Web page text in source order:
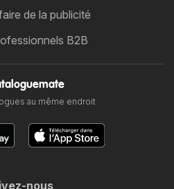
de la publicité
B2B
au même endroit
nous